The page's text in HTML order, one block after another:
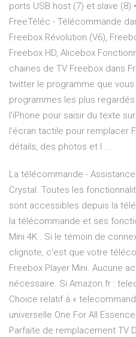
ports USB host (7) et slave (8)
‎FreeTéléc - Télécommande
Freebox Révolution (V6),
Freebox HD, Alicebox
chaines de TV Freebox dans
twitter le programme que
programmes les plus
l'iPhone pour saisir du texte
l'écran tactile pour remplacer
détails, des photos et l ...
La télécommande -
Crystal. Toutes les
sont accessibles depuis la
la télécommande et ses
Mini 4K . Si le témoin de
clignote, c'est que votre
Freebox Player Mini. Aucune
nécessaire. Si Amazon.fr :
Choice relatif à «
universelle One For All
Parfaite de remplacement TV